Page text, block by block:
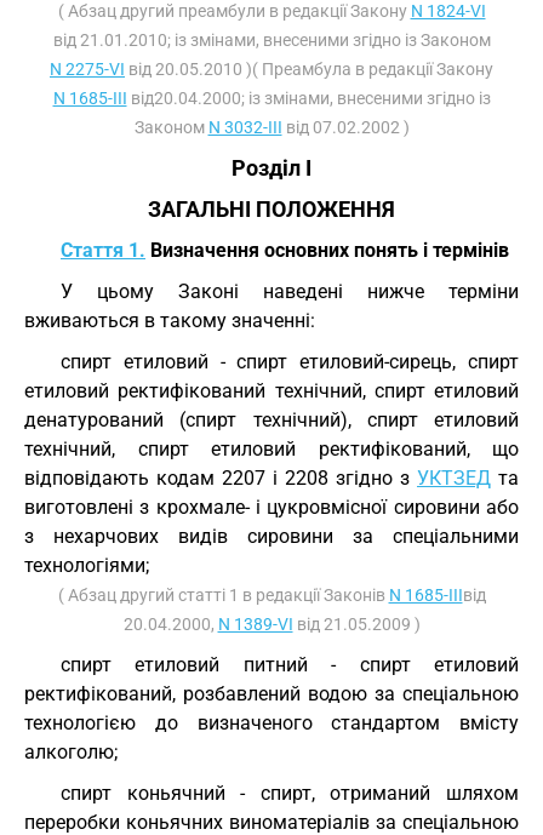
( Абзац другий преамбули в редакції Закону N 1824-VI
від 21.01.2010; із змінами, внесеними згідно із Законом
N 2275-VI від 20.05.2010 )( Преамбула в редакції Закону
N 1685-III від20.04.2000; із змінами, внесеними згідно із
Законом N 3032-III від 07.02.2002 )
Розділ I
ЗАГАЛЬНІ ПОЛОЖЕННЯ
Стаття 1. Визначення основних понять і термінів
У цьому Законі наведені нижче терміни
вживаються в такому значенні:
спирт етиловий - спирт етиловий-сирець, спирт
етиловий ректифікований технічний, спирт етиловий
денатурований (спирт технічний), спирт етиловий
технічний, спирт етиловий ректифікований, що
відповідають кодам 2207 і 2208 згідно з УКТЗЕД та
виготовлені з крохмале- і цукровмісної сировини або
з нехарчових видів сировини за спеціальними
технологіями;
( Абзац другий статті 1 в редакції Законів N 1685-IIIвід
20.04.2000, N 1389-VI від 21.05.2009 )
спирт етиловий питний - спирт етиловий
ректифікований, розбавлений водою за спеціальною
технологією до визначеного стандартом вмісту
алкоголю;
спирт коньячний - спирт, отриманий шляхом
переробки коньячних виноматеріалів за спеціальною